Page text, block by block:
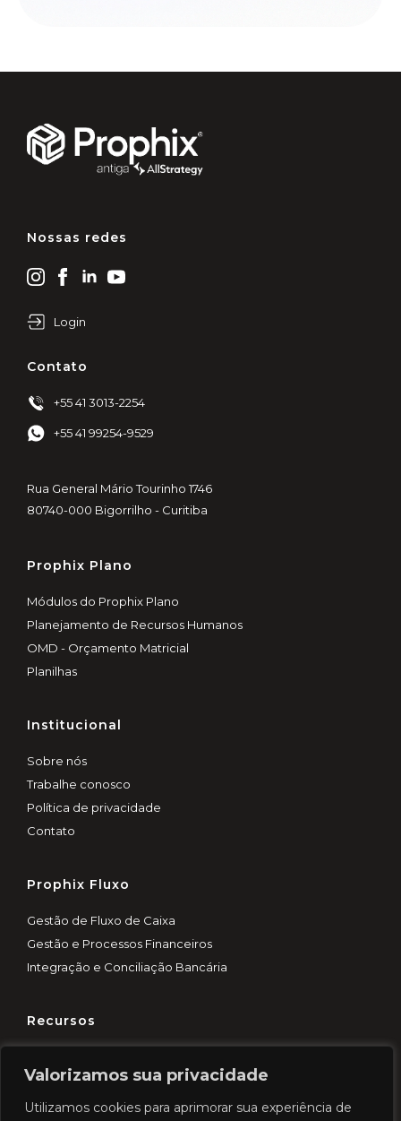
Valorizamos sua privacidade
Utilizamos cookies para aprimorar sua experiência de
Nossas redes
Login
Contato
+55 41 3013-2254
+55 41 99254-9529
Rua General Mário Tourinho 1746
80740-000 Bigorrilho - Curitiba
Prophix Plano
Módulos do Prophix Plano
Planejamento de Recursos Humanos
OMD - Orçamento Matricial
Planilhas
Institucional
Sobre nós
Trabalhe conosco
Política de privacidade
Contato
Prophix Fluxo
Gestão de Fluxo de Caixa
Gestão e Processos Financeiros
Integração e Conciliação Bancária
Recursos
Blog
Demo rápida